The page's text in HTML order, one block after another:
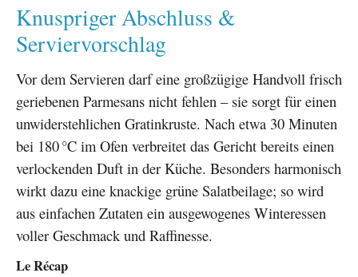
Knuspriger Abschluss &
Serviervorschlag
Vor dem Servieren darf eine großzügige Handvoll frisch
geriebenen Parmesans nicht fehlen – sie sorgt für einen
unwiderstehlichen Gratinkruste. Nach etwa 30 Minuten
bei 180 °C im Ofen verbreitet das Gericht bereits einen
verlockenden Duft in der Küche. Besonders harmonisch
wirkt dazu eine knackige grüne Salatbeilage; so wird
aus einfachen Zutaten ein ausgewogenes Winteressen
voller Geschmack und Raffinesse.
Le Récap